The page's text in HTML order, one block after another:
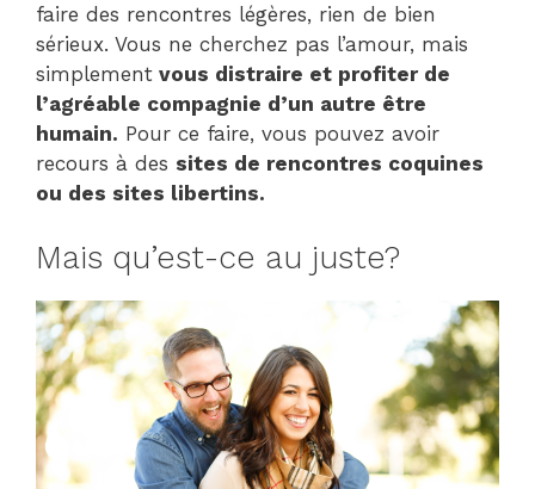
faire des rencontres légères, rien de bien
sérieux. Vous ne cherchez pas l’amour, mais
simplement vous distraire et profiter de
l’agréable compagnie d’un autre être
humain. Pour ce faire, vous pouvez avoir
recours à des sites de rencontres coquines
ou des sites libertins.
Mais qu’est-ce au juste?